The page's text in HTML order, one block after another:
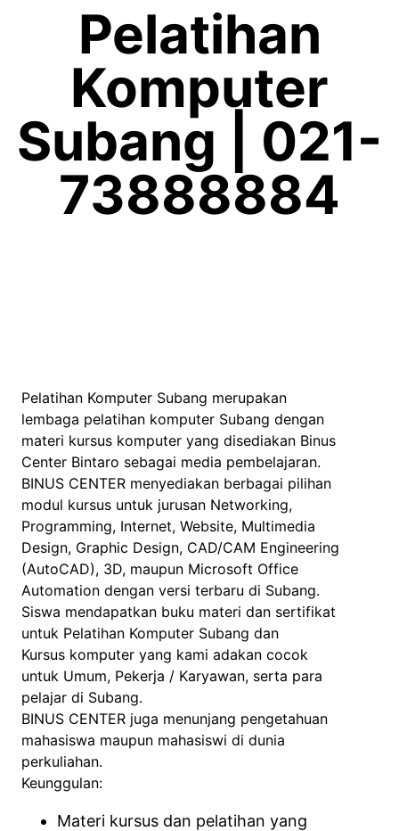
Pelatihan
Komputer
Subang | 021-
73888884
Pelatihan Komputer Subang merupakan
lembaga pelatihan komputer Subang dengan
materi kursus komputer yang disediakan Binus
Center Bintaro sebagai media pembelajaran.
BINUS CENTER menyediakan berbagai pilihan
modul kursus untuk jurusan Networking,
Programming, Internet, Website, Multimedia
Design, Graphic Design, CAD/CAM Engineering
(AutoCAD), 3D, maupun Microsoft Office
Automation dengan versi terbaru di Subang.
Siswa mendapatkan buku materi dan sertifikat
untuk Pelatihan Komputer Subang dan
Kursus komputer yang kami adakan cocok
untuk Umum, Pekerja / Karyawan, serta para
pelajar di Subang.
BINUS CENTER juga menunjang pengetahuan
mahasiswa maupun mahasiswi di dunia
perkuliahan.
Keunggulan:
Materi kursus dan pelatihan yang